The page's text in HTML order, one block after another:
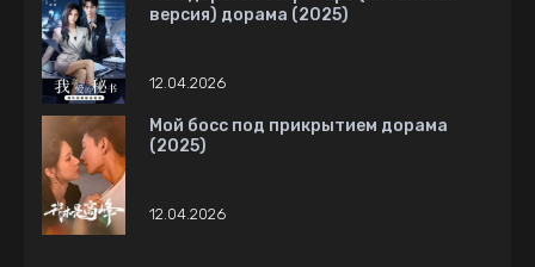
версия) дорама (2025)
12.04.2026
Мой босс под прикрытием дорама
(2025)
12.04.2026